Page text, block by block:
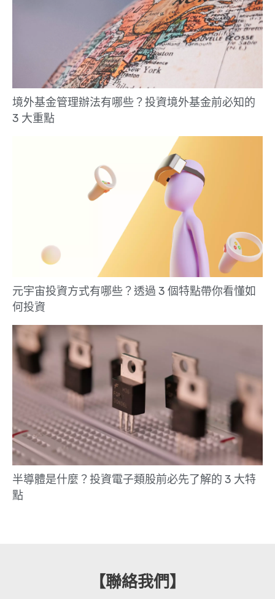
境外基金管理辦法有哪些？投資境外基金前必知的
3 大重點
元宇宙投資方式有哪些？透過 3 個特點帶你看懂如
何投資
半導體是什麼？投資電子類股前必先了解的 3 大特
點
【聯絡我們】